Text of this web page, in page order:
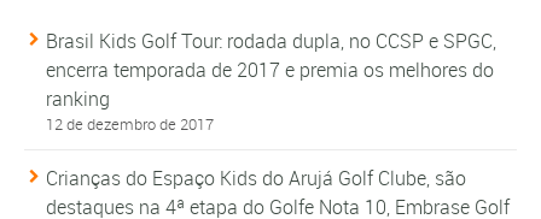
Brasil Kids Golf Tour: rodada dupla, no CCSP e SPGC,
encerra temporada de 2017 e premia os melhores do
ranking
12 de dezembro de 2017
Crianças do Espaço Kids do Arujá Golf Clube, são
destaques na 4ª etapa do Golfe Nota 10, Embrase Golf